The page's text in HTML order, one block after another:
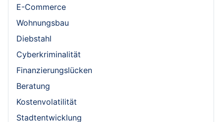
E-Commerce
Wohnungsbau
Diebstahl
Cyberkriminalität
Finanzierungslücken
Beratung
Kostenvolatilität
Stadtentwicklung